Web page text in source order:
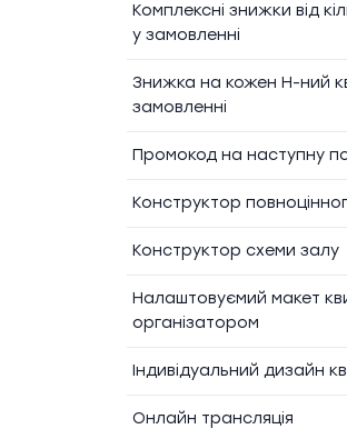
Комплексні знижки від
у замовленні
Знижка на кожен Н-ний
замовленні
Промокод на наступну
Конструктор
Конструктор схеми залу
Налаштовуємий макет
організатором
Індивідуальний дизайн
Онлайн трансляція